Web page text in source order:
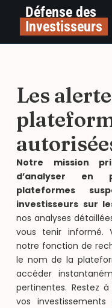
Défense des
Investisseurs
Les
Notre mission
d’analyser en
plateformes
investisseurs sur
nos analyses
vous tenir informé.
notre fonction de
le nom de la
accéder
pertinentes. Restez
vos